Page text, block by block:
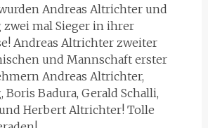
Andreas Altrichter und
zwei mal Sieger in ihrer
Andreas Altrichter zweiter
und Mannschaft erster
Andreas Altrichter,
Boris Badura, Gerald Schalli,
Herbert Altrichter! Tolle